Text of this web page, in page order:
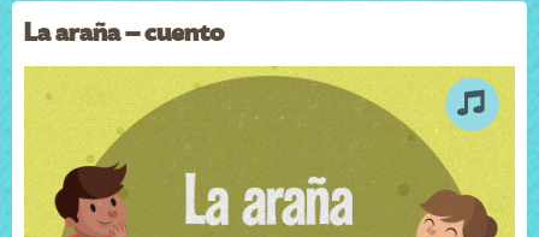
La araña – cuento